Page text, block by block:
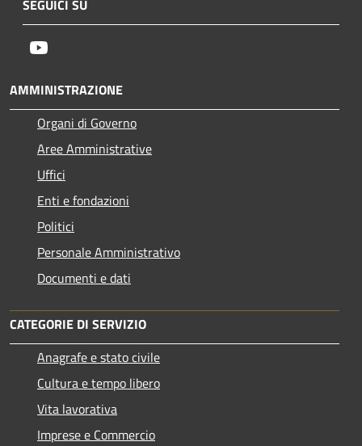
SEGUICI SU
AMMINISTRAZIONE
Organi di Governo
Aree Amministrative
Uffici
Enti e fondazioni
Politici
Personale Amministrativo
Documenti e dati
CATEGORIE DI SERVIZIO
Anagrafe e stato civile
Cultura e tempo libero
Vita lavorativa
Imprese e Commercio